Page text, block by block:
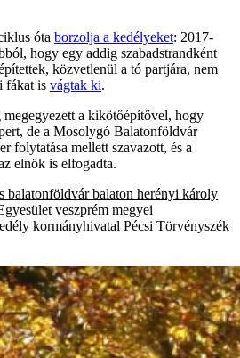
óta borzolja a kedélyeket: 2017-
hogy egy addig szabadstrandként
közvetlenül a tó partjára, nem
fákat is vágtak ki.
a kikötőépítővel, hogy
de a Mosolygó Balatonföldvár
folytatása mellett szavazott, és a
elnök is elfogadta.
balatonföldvár balaton herényi károly
veszprém megyei
kormányhivatal Pécsi Törvényszék